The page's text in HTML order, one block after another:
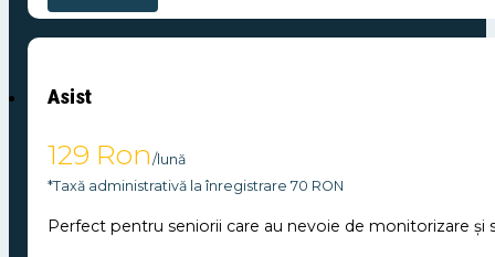
Asist
129 Ron /lună
*Taxă administrativă la înregistrare 70 RON
Perfect pentru seniorii care au nevoie de monitorizare și